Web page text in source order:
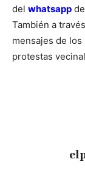
del whatsapp
También a
mensajes de
protestas